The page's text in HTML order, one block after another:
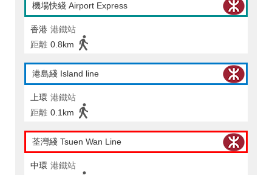
機場快綫 Airport Express
香港 港鐵站
距離 0.8km
港島綫 Island line
上環 港鐵站
距離 0.1km
荃灣綫 Tsuen Wan Line
中環 港鐵站